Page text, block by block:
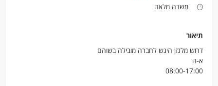
משרה מלאה
תיאור
דרוש מלגזן היגש לחברה מובילה בשוהם
א-ה
08:00-17:00